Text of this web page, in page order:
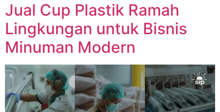
Jual Cup Plastik Ramah
Lingkungan untuk Bisnis
Minuman Modern